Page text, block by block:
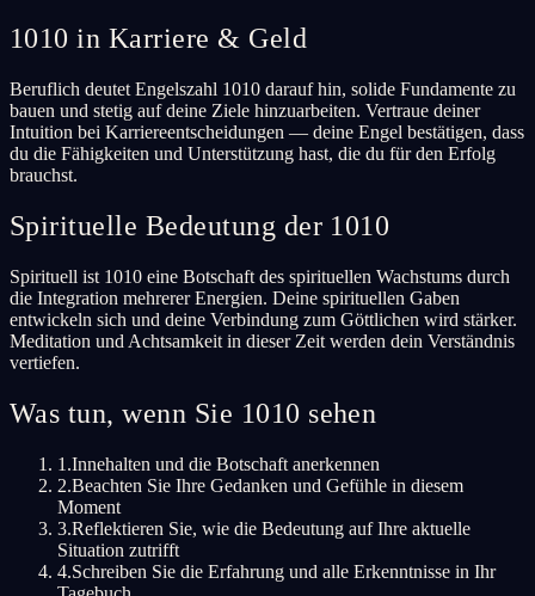
1010 in Karriere & Geld
Beruflich deutet Engelszahl 1010 darauf hin, solide Fundamente zu
bauen und stetig auf deine Ziele hinzuarbeiten. Vertraue deiner
Intuition bei Karriereentscheidungen — deine Engel bestätigen, dass
du die Fähigkeiten und Unterstützung hast, die du für den Erfolg
brauchst.
Spirituelle Bedeutung der 1010
Spirituell ist 1010 eine Botschaft des spirituellen Wachstums durch
die Integration mehrerer Energien. Deine spirituellen Gaben
entwickeln sich und deine Verbindung zum Göttlichen wird stärker.
Meditation und Achtsamkeit in dieser Zeit werden dein Verständnis
vertiefen.
Was tun, wenn Sie 1010 sehen
1.Innehalten und die Botschaft anerkennen
2.Beachten Sie Ihre Gedanken und Gefühle in diesem
Moment
3.Reflektieren Sie, wie die Bedeutung auf Ihre aktuelle
Situation zutrifft
4.Schreiben Sie die Erfahrung und alle Erkenntnisse in Ihr